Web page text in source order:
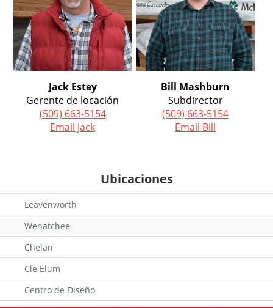
Jack Estey
Gerente de locación
(509) 663-5154
Email Jack
Bill Mashburn
Subdirector
(509) 663-5154
Email Bill
Ubicaciones
Leavenworth
Wenatchee
Chelan
Cle Elum
Centro de Diseño